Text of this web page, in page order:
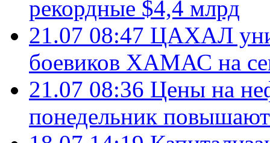
рекордные $4,4 млрд
21.07 08:47 ЦАХАЛ
боевиков ХАМАС на
21.07 08:36 Цены на
понедельник